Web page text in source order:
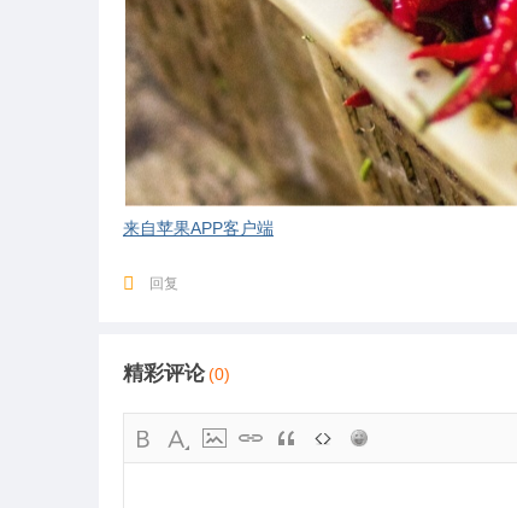
来自苹果APP客户端
回复
精彩评论(0)